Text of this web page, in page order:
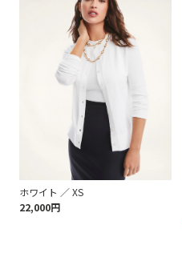
ホワイト ／ XS
22,000円